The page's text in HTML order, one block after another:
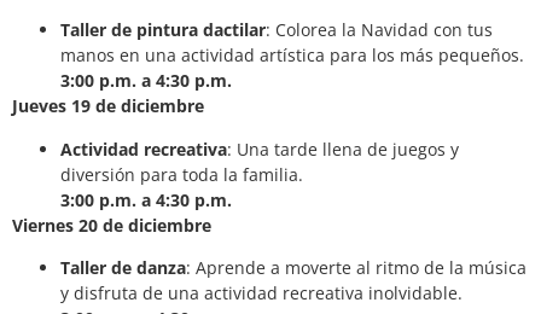
Taller de pintura dactilar: Colorea la Navidad con tus
manos en una actividad artística para los más pequeños.
3:00 p.m. a 4:30 p.m.
Jueves 19 de diciembre
Actividad recreativa: Una tarde llena de juegos y
diversión para toda la familia.
3:00 p.m. a 4:30 p.m.
Viernes 20 de diciembre
Taller de danza: Aprende a moverte al ritmo de la música
y disfruta de una actividad recreativa inolvidable.